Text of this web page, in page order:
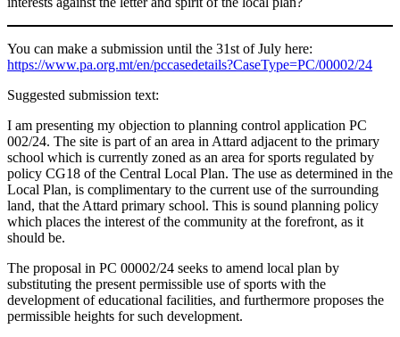
You can make a submission until the 31st of July here:
https://www.pa.org.mt/en/pccasedetails?CaseType=PC/00002/24
Suggested submission text:
I am presenting my objection to planning control application PC
002/24. The site is part of an area in Attard adjacent to the primary
school which is currently zoned as an area for sports regulated by
policy CG18 of the Central Local Plan. The use as determined in the
Local Plan, is complimentary to the current use of the surrounding
land, that the Attard primary school. This is sound planning policy
which places the interest of the community at the forefront, as it
should be.
The proposal in PC 00002/24 seeks to amend local plan by
substituting the present permissible use of sports with the
development of educational facilities, and furthermore proposes the
permissible heights for such development.